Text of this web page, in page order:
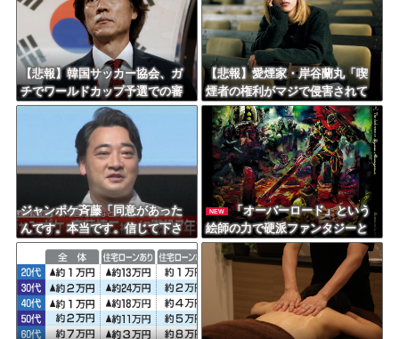
8/4のニュース
日本旅行キャンセルすべきか…1万年ぶり史上最大級の火山の兆し＝韓国の反応
更新中止のお知らせ
海外「おめでとうタキ！」リヴァプール南野がバースデーゴール！！
Powered by livedoor 相互RSS
【悲報】韓国サッカー協会、ガ
チでワールドカップ予選での審
判への性接待がバレ大炎上大騒
ぎにｗｗｗｗｗｗｗｗ
【悲報】愛煙家・岸谷蘭丸「喫
煙者の権利がマジで侵害されて
る」と私見 「いくら税金を
我々が払ってるんだと」
ジャンポケ斉藤「同意があった
んです。本当です。信じて下さ
い」 ←何でこの主張が通らな
いの？
NEW
「オーバーロード」という
絵師の力で硬派ファンタジーと
誤解させ人気出たなろう作品ｗ
ｗｗｗｗｗｗｗｗ